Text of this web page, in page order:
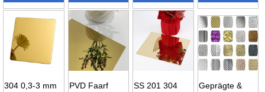
Finish 4...
304 0,3-3 mm
PVD Faarf
SS 201 304
Geprägte &